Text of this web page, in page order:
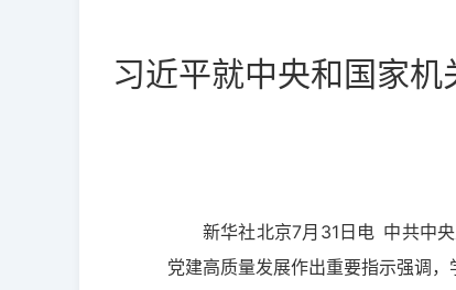
习近平就中央和国家
新华社北京7月31日电 中共中
党建高质量发展作出重要指示强调